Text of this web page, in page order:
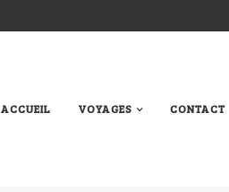
ACCUEIL VOYAGES CONTACT